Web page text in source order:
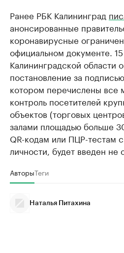
Ранее РБК Калининград
анонсированные
коронавирусные
официальном документе.
Калининградской области
постановление за
котором перечислены
контроль посетителей
объектов (торговых
залами площадью больше
QR-кодам или ПЦР-тестам
личности, будет введен не
АвторыТеги
Наталья Питахина